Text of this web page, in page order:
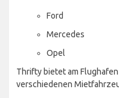
Ford
Mercedes
Opel
Thrifty bietet am
verschiedenen